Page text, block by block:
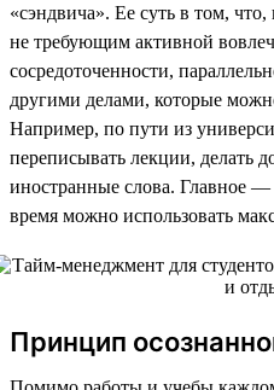
«сэндвича». Ее суть в том,
не требующим активной
сосредоточенности,
другими делами, которые
Например, по пути из
переписывать лекции, делать
иностранные слова. Главное —
время можно использовать
Принцип